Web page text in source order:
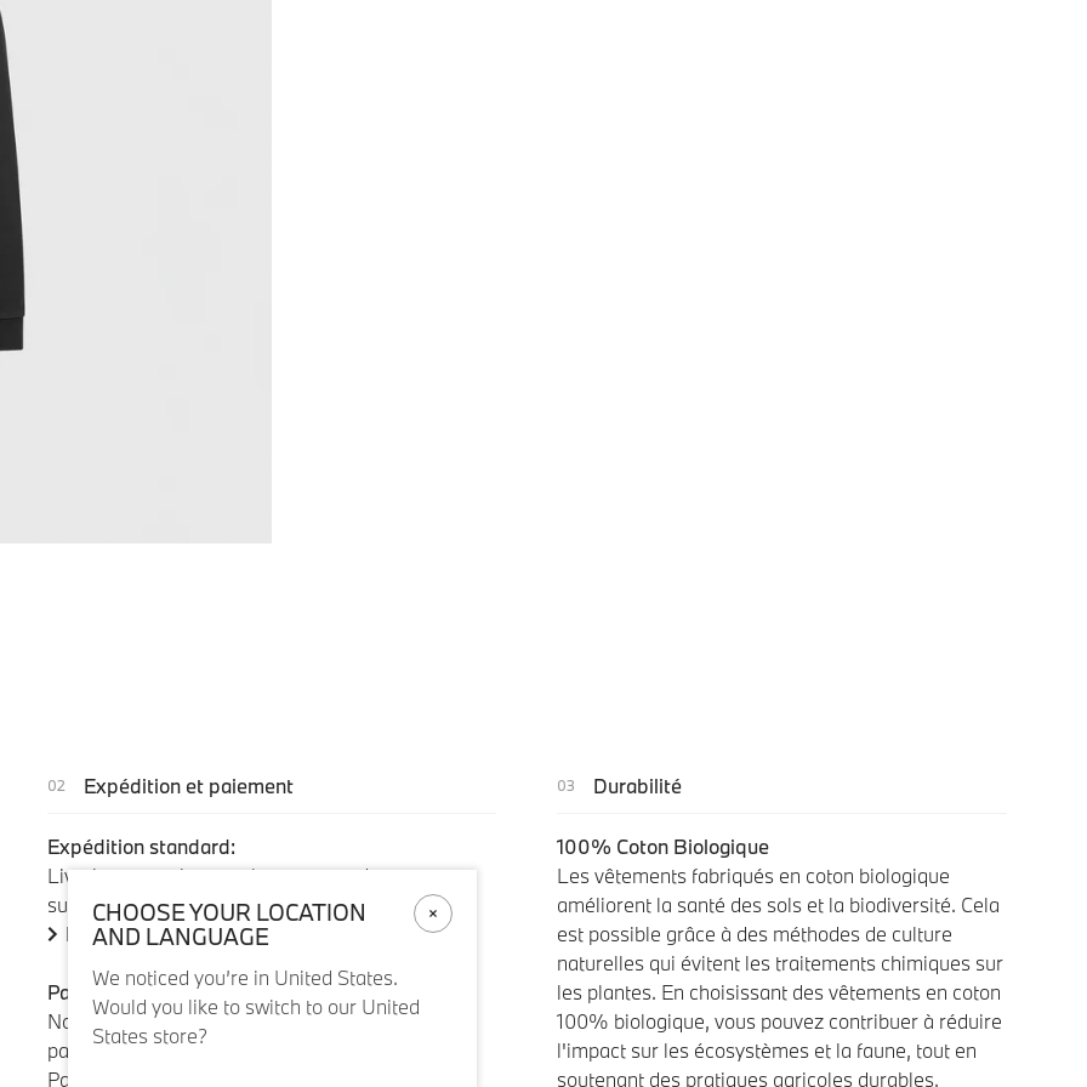
Expédition et paiement
Expédition standard:
Livraison gratuite pour les commandes
supérieures à 110 €, sinon 5,95 €.
Plus de détails
Paiement:
Nous acceptons toutes les principales formes de
paiement, y compris les cartes de crédit/débit et
PayPal.
Durabilité
100% Coton Biologique
Les vêtements fabriqués en coton biologique
améliorent la santé des sols et la biodiversité. Cela
est possible grâce à des méthodes de culture
naturelles qui évitent les traitements chimiques sur
les plantes. En choisissant des vêtements en coton
100% biologique, vous pouvez contribuer à réduire
l'impact sur les écosystèmes et la faune, tout en
soutenant des pratiques agricoles durables.
CHOOSE YOUR LOCATION
AND LANGUAGE
We noticed you’re in United States.
Would you like to switch to our United
States store?